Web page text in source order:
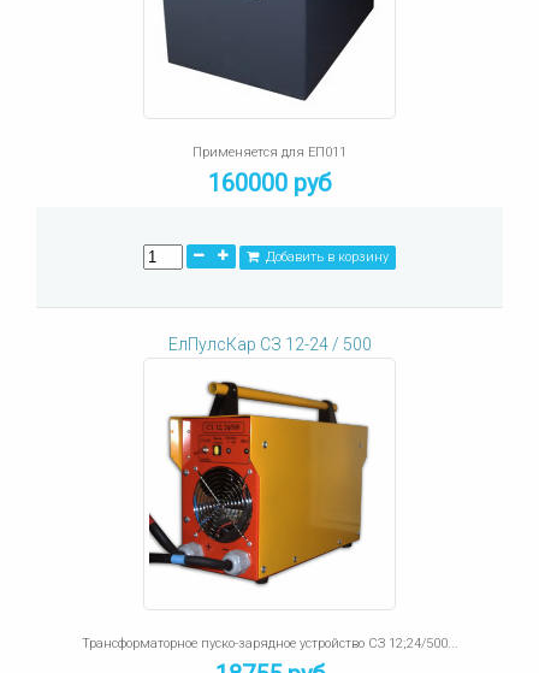
Применяется для ЕП011
160000 руб
Добавить в корзину
ЕлПулсКар СЗ 12-24 / 500
Трансформаторное пуско-зарядное устройство СЗ 12;24/500...